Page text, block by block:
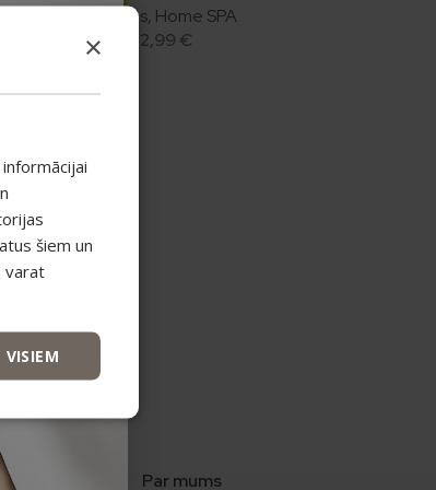
Sveces, Home SPA
12,99 €
Par mums
×
šiem un
varat
VISIEM